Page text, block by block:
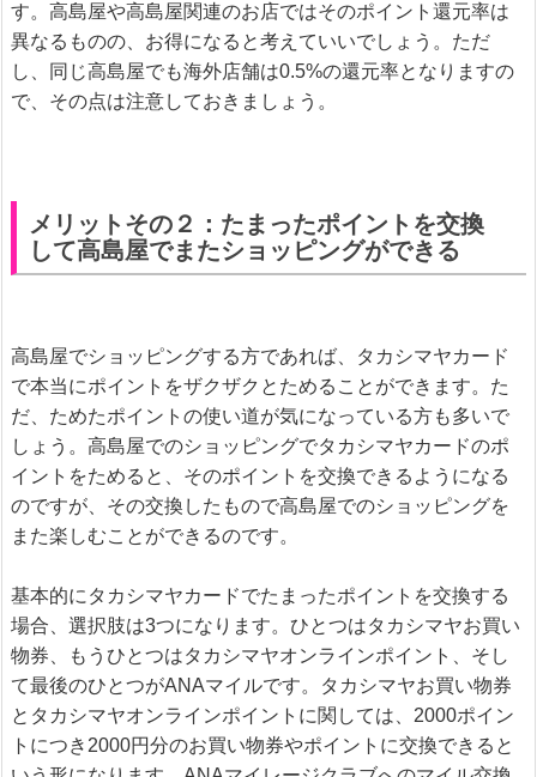
す。高島屋や高島屋関連のお店ではそのポイント還元率は
異なるものの、お得になると考えていいでしょう。ただ
し、同じ高島屋でも海外店舗は0.5%の還元率となりますの
で、その点は注意しておきましょう。
メリットその２：たまったポイントを交換
して高島屋でまたショッピングができる
高島屋でショッピングする方であれば、タカシマヤカード
で本当にポイントをザクザクとためることができます。た
だ、ためたポイントの使い道が気になっている方も多いで
しょう。高島屋でのショッピングでタカシマヤカードのポ
イントをためると、そのポイントを交換できるようになる
のですが、その交換したもので高島屋でのショッピングを
また楽しむことができるのです。
基本的にタカシマヤカードでたまったポイントを交換する
場合、選択肢は3つになります。ひとつはタカシマヤお買い
物券、もうひとつはタカシマヤオンラインポイント、そし
て最後のひとつがANAマイルです。タカシマヤお買い物券
とタカシマヤオンラインポイントに関しては、2000ポイン
トにつき2000円分のお買い物券やポイントに交換できると